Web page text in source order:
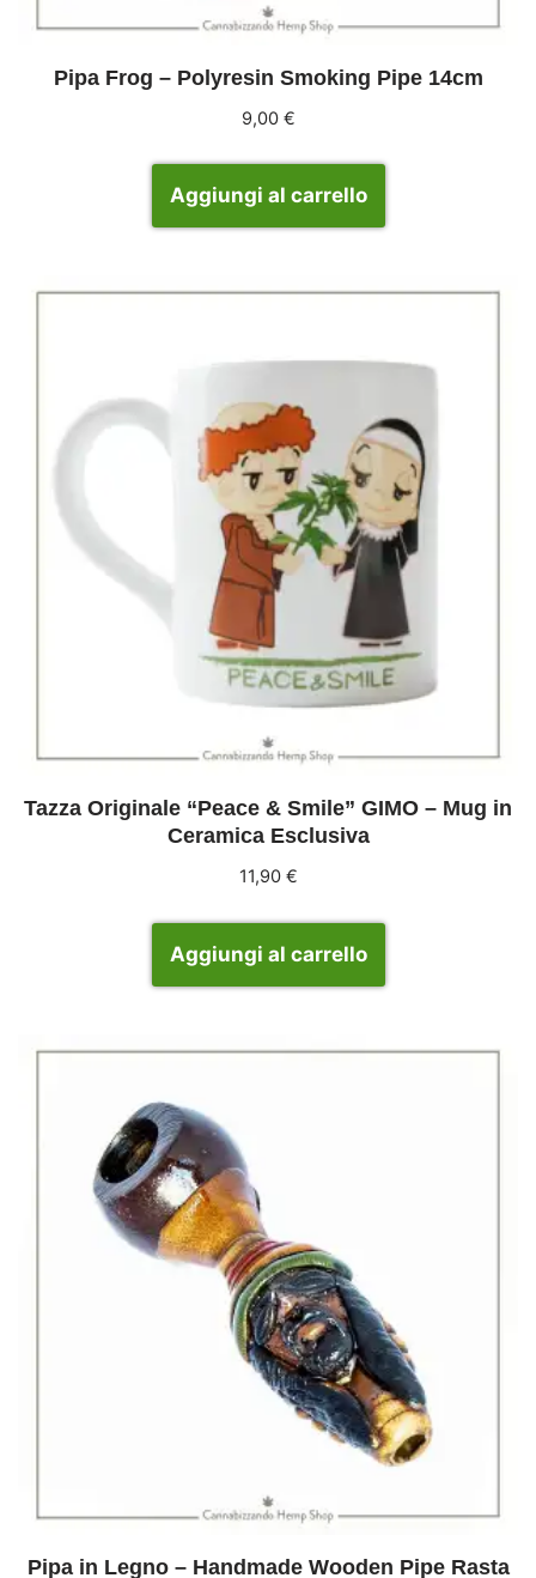
Pipa Frog – Polyresin Smoking Pipe 14cm
9,00 €
Aggiungi al carrello
Tazza Originale “Peace & Smile” GIMO – Mug in
Ceramica Esclusiva
11,90 €
Aggiungi al carrello
Pipa in Legno – Handmade Wooden Pipe Rasta